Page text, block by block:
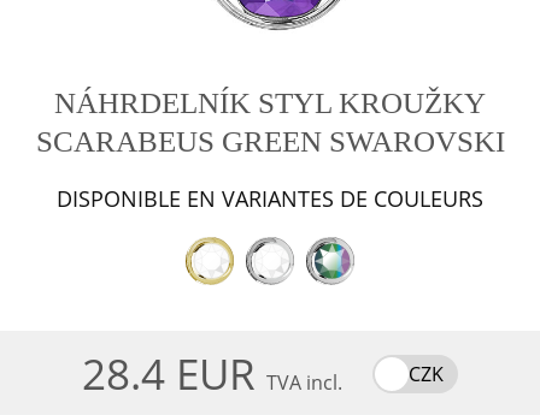
NÁHRDELNÍK STYL KROUŽKY
SCARABEUS GREEN SWAROVSKI
DISPONIBLE EN VARIANTES DE COULEURS
28.4 EUR TVA incl. CZK